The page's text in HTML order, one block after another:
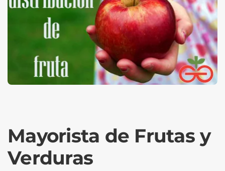
Mayorista de Frutas y
Verduras